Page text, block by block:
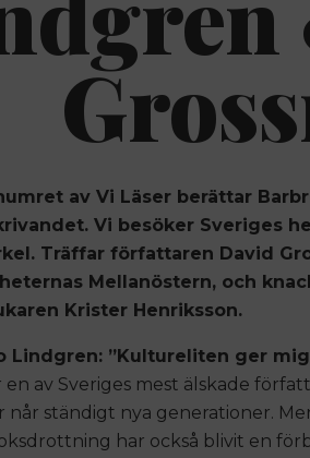
av Vi Läser berättar
Vi besöker Sveriges
Träffar författaren David
Mellanöstern, och
Krister Henriksson.
Lindgren: ”Kultureliten ger
en av Sveriges mest älskade
når ständigt nya generationer.
har också blivit en